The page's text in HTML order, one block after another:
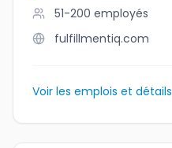
51-200 employés
fulfillmentiq.com
Voir les emplois et détails